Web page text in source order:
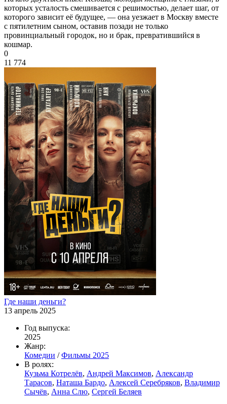
которых усталость смешивается с решимостью, делает шаг, от
которого зависит её будущее, — она уезжает в Москву вместе
с пятилетним сыном, оставив позади не только
провинциальный городок, но и брак, превратившийся в
кошмар.
0
11 774
Где наши деньги?
13 апрель 2025
Год выпуска:
2025
Жанр:
Комедии /Фильмы 2025
В ролях:
Кузьма Котрелёв, Андрей Максимов, Александр
Тарасов, Наташа Бардо, Алексей Серебряков, Владимир
Сычёв, Анна Слю, Сергей Беляев